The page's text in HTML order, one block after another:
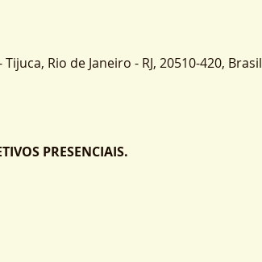
Rio de Janeiro - RJ, 20510-420, Brasil
PRESENCIAIS.